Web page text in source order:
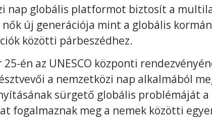
nap globális platformot biztosít a
nők új generációja mint a globális
közötti párbeszédhez.
25-én az UNESCO központi
a nemzetközi nap alkalmából
sürgető globális problémáját
fogalmaznak meg a nemek közötti